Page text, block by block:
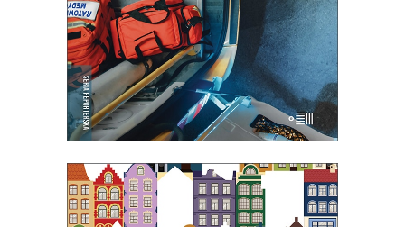
E-BOOK DO KOSZYKA